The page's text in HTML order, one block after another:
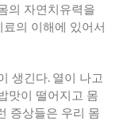
의 자연치유력을
료의 이해에 있어서
생긴다. 열이 나고
맛이 떨어지고 몸
증상들은 우리 몸